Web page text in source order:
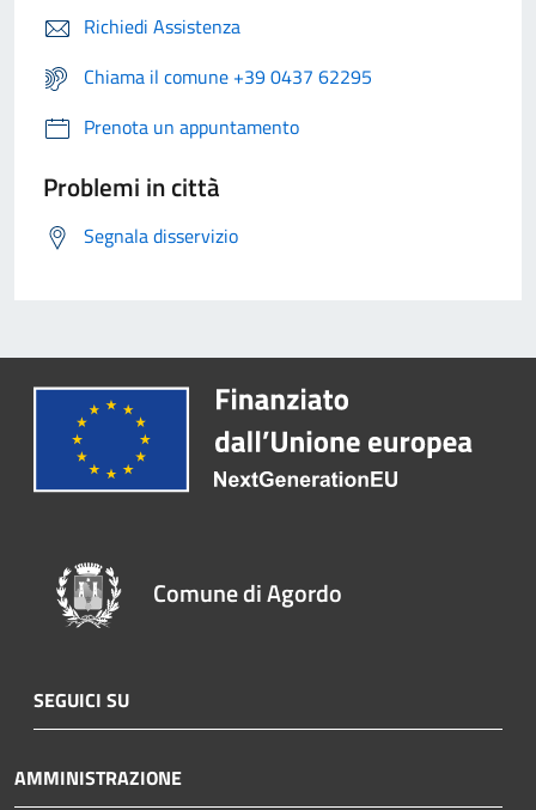
Richiedi Assistenza
Chiama il comune +39 0437 62295
Prenota un appuntamento
Problemi in città
Segnala disservizio
Comune di Agordo
SEGUICI SU
AMMINISTRAZIONE